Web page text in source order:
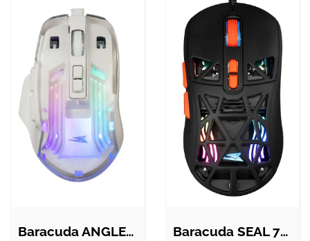
Baracuda ANGLERFISH 7D / 7200 DPI Gaming… Baracuda SEAL 7D / 12800 DPI Gaming Mus…